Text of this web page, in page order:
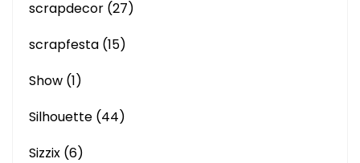
scrapdecor (27)
scrapfesta (15)
Show (1)
Silhouette (44)
Sizzix (6)